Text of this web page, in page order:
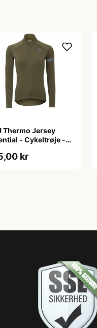
Thermo Jersey
- Cykeltrøje -
kr